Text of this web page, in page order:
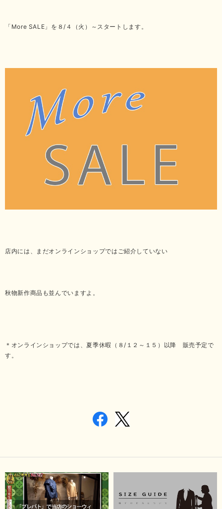
「More SALE」を８/４（火）～スタートします。
店内には、まだオンラインショップではご紹介していない
秋物新作商品も並んでいますよ。
＊オンラインショップでは、夏季休暇（８/１２～１５）以降 販売予定で
す。